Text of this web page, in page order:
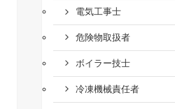
電気工事士
危険物取扱者
ボイラー技士
冷凍機械責任者